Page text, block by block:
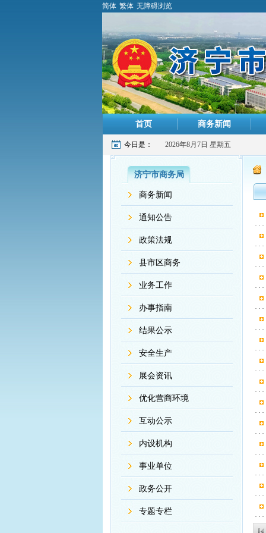
简体 繁体 无障碍浏览
首页 商务新闻
今日是： 2026年8月7日 星期五
济宁市商务局
商务新闻
通知公告
政策法规
县市区商务
业务工作
办事指南
结果公示
安全生产
展会资讯
优化营商环境
互动公示
内设机构
事业单位
政务公开
专题专栏